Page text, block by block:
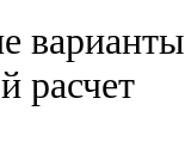
расчет